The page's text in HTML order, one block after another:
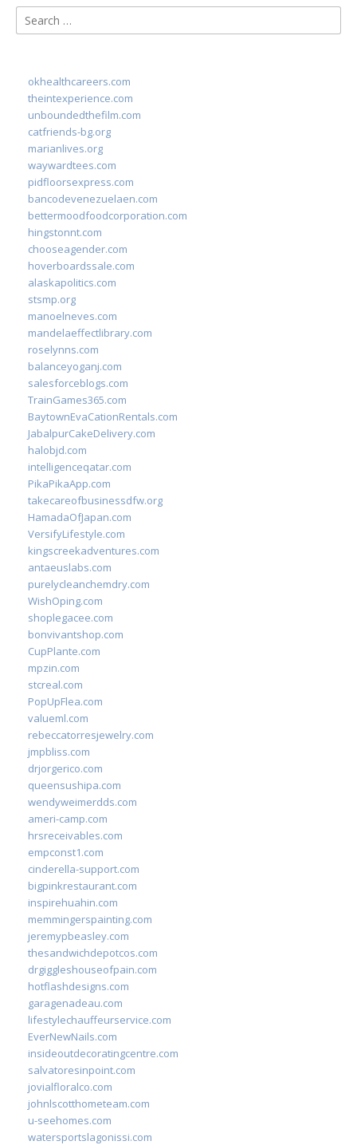
Search
for:
okhealthcareers.com
theintexperience.com
unboundedthefilm.com
catfriends-bg.org
marianlives.org
waywardtees.com
pidfloorsexpress.com
bancodevenezuelaen.com
bettermoodfoodcorporation.com
hingstonnt.com
chooseagender.com
hoverboardssale.com
alaskapolitics.com
stsmp.org
manoelneves.com
mandelaeffectlibrary.com
roselynns.com
balanceyoganj.com
salesforceblogs.com
TrainGames365.com
BaytownEvaCationRentals.com
JabalpurCakeDelivery.com
halobjd.com
intelligenceqatar.com
PikaPikaApp.com
takecareofbusinessdfw.org
HamadaOfJapan.com
VersifyLifestyle.com
kingscreekadventures.com
antaeuslabs.com
purelycleanchemdry.com
WishOping.com
shoplegacee.com
bonvivantshop.com
CupPlante.com
mpzin.com
stcreal.com
PopUpFlea.com
valueml.com
rebeccatorresjewelry.com
jmpbliss.com
drjorgerico.com
queensushipa.com
wendyweimerdds.com
ameri-camp.com
hrsreceivables.com
empconst1.com
cinderella-support.com
bigpinkrestaurant.com
inspirehuahin.com
memmingerspainting.com
jeremypbeasley.com
thesandwichdepotcos.com
drgiggleshouseofpain.com
hotflashdesigns.com
garagenadeau.com
lifestylechauffeurservice.com
EverNewNails.com
insideoutdecoratingcentre.com
salvatoresinpoint.com
jovialfloralco.com
johnlscotthometeam.com
u-seehomes.com
watersportslagonissi.com